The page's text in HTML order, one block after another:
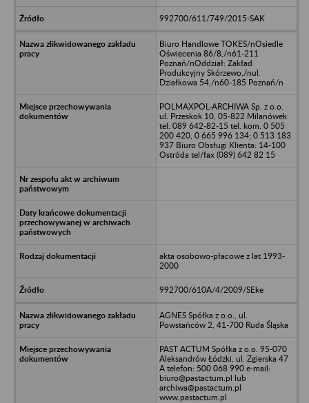
992700/611/749/2015-SAK
Biuro Handlowe TOKES/nOsiedle
Oświecenia 86/8,/n61-211
Poznań/nOddział: Zakład
Produkcyjny Skórzewo,/nul.
Działkowa 54,/n60-185 Poznań/n
POLMAXPOL-ARCHIWA Sp. z o.o.
ul. Przeskok 10, 05-822 Milanówek
tel. 089 642-82-15 tel. kom. 0 505
200 420, 0 665 996 134; 0 513 183
937 Biuro Obsługi Klienta: 14-100
Ostróda tel/fax (089) 642 82 15
akta osobowo-płacowe z lat 1993-
2000
992700/610A/4/2009/SEke
AGNES Spółka z o.o., ul.
Powstańców 2, 41-700 Ruda Śląska
PAST ACTUM Spółka z o.o. 95-070
Aleksandrów Łódzki, ul. Zgierska 47
A telefon: 500 068 990 e-mail:
biuro@pastactum.pl lub
archiwa@pastactum.pl
www.pastactum.pl